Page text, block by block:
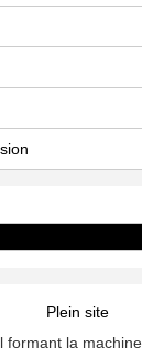
Plein site
formant la machine